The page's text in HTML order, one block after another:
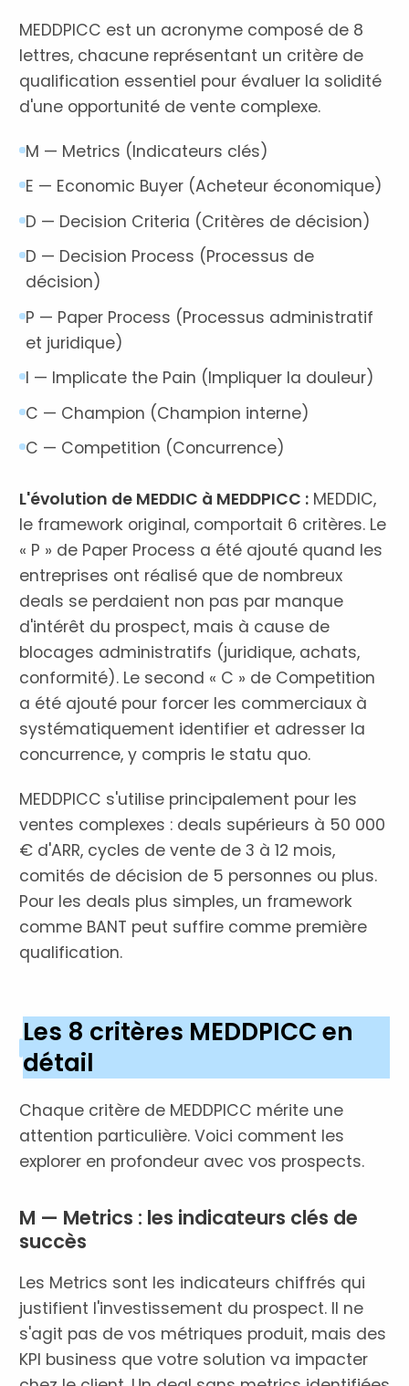
MEDDPICC est un acronyme composé de 8
lettres, chacune représentant un critère de
qualification essentiel pour évaluer la solidité
d'une opportunité de vente complexe.
M — Metrics (Indicateurs clés)
E — Economic Buyer (Acheteur économique)
D — Decision Criteria (Critères de décision)
D — Decision Process (Processus de
décision)
P — Paper Process (Processus administratif
et juridique)
I — Implicate the Pain (Impliquer la douleur)
C — Champion (Champion interne)
C — Competition (Concurrence)
L'évolution de MEDDIC à MEDDPICC : MEDDIC,
le framework original, comportait 6 critères. Le
« P » de Paper Process a été ajouté quand les
entreprises ont réalisé que de nombreux
deals se perdaient non pas par manque
d'intérêt du prospect, mais à cause de
blocages administratifs (juridique, achats,
conformité). Le second « C » de Competition
a été ajouté pour forcer les commerciaux à
systématiquement identifier et adresser la
concurrence, y compris le statu quo.
MEDDPICC s'utilise principalement pour les
ventes complexes : deals supérieurs à 50 000
€ d'ARR, cycles de vente de 3 à 12 mois,
comités de décision de 5 personnes ou plus.
Pour les deals plus simples, un framework
comme BANT peut suffire comme première
qualification.
Les 8 critères MEDDPICC en
détail
Chaque critère de MEDDPICC mérite une
attention particulière. Voici comment les
explorer en profondeur avec vos prospects.
M — Metrics : les indicateurs clés de
succès
Les Metrics sont les indicateurs chiffrés qui
justifient l'investissement du prospect. Il ne
s'agit pas de vos métriques produit, mais des
KPI business que votre solution va impacter